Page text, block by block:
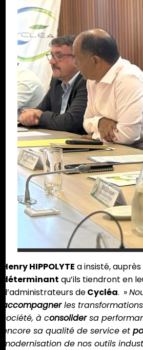
Henry HIPPOLYTE a insisté, auprès
déterminant qu’ils tiendront en
d’administrateurs deCycléa. »
accompagnerles
société, à consolidersa
encore sa qualité de service et
modernisation de nos outils